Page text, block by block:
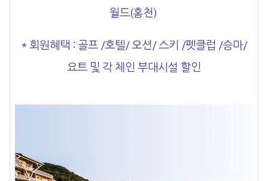
월드(홍천)
* 회원혜택 : 골프 /호텔/ 오션/ 스키 /펫클럽 /승마/
요트 및 각 체인 부대시설 할인